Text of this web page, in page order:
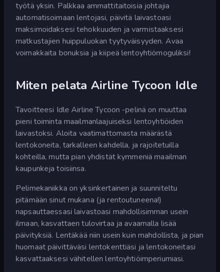
työtä yksin. Palkkaa ammattitaitoisia johtajia
automatisoimaan lentojasi, päivitä laivastoasi
maksimoidaksesi tehokkuuden ja varmistaaksesi
matkustajien huippuluokan tyytyväisyyden. Avaa
voimakkaita bonuksia ja kiipeä lentoyhtiömoguliksi!
Miten pelata Airline Tycoon Idle
Tavoitteesi Idle Airline Tycoon -pelinä on muuttaa
pieni toiminta maailmanlaajuiseksi lentoyhtiöiden
laivastoksi. Aloita vaatimattomasta määrästä
lentokoneita, tarkalleen kahdella, ja rajoitetuilla
kohteilla, mutta pian yhdistät kymmeniä maailman
kaupunkeja toisiinsa.
Pelimekaniikka on yksinkertainen ja suunniteltu
pitämään sinut mukana (ja rentoutuneena!)
napsauttaessasi laivastoasi mahdollisimman usein
ilmaan, kasvattaen tulovirtaa ja avaamalla lisää
päivityksiä. Lentäkää niin usein kuin mahdollista, ja pian
huomaat päivittäväsi lentokenttiäsi ja lentokoneitasi
kasvattaaksesi vähitellen lentoyhtiöimperiumiasi.